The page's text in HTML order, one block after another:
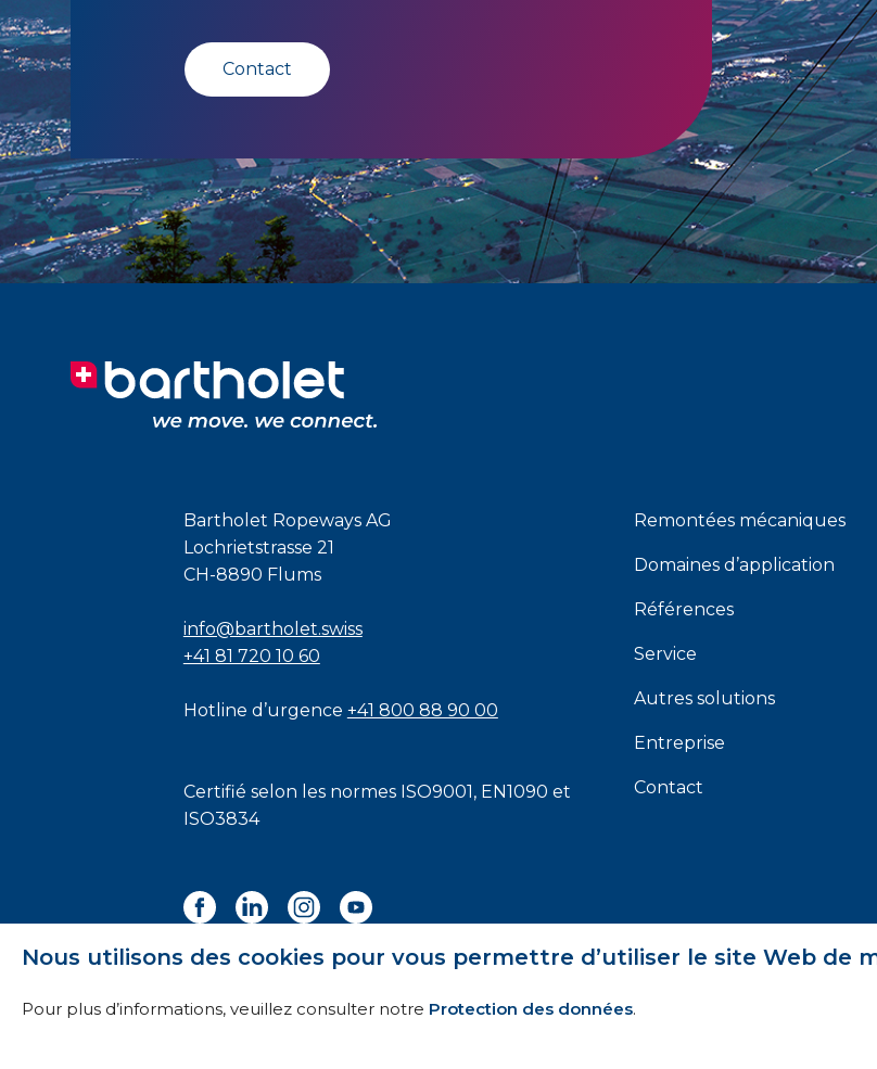
Nous utilisons des cookies pour vous permettre d’utiliser le site Web de
Pour plus d’informations, veuillez consulter notre Protection des données.
Contact
Bartholet Ropeways AG
Lochrietstrasse 21
CH-8890 Flums
info@bartholet.swiss
+41 81 720 10 60
Hotline d’urgence +41 800 88 90 00
Certifié selon les normes ISO9001 , EN1090 et
ISO3834
Remontées mécaniques
Domaines d’application
Références
Service
Autres solutions
Entreprise
Contact